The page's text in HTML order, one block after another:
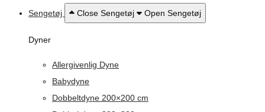
Sengetøj
Close Sengetøj Open Sengetøj
Dyner
Allergivenlig Dyne
Babydyne
Dobbeltdyne 200×200 cm